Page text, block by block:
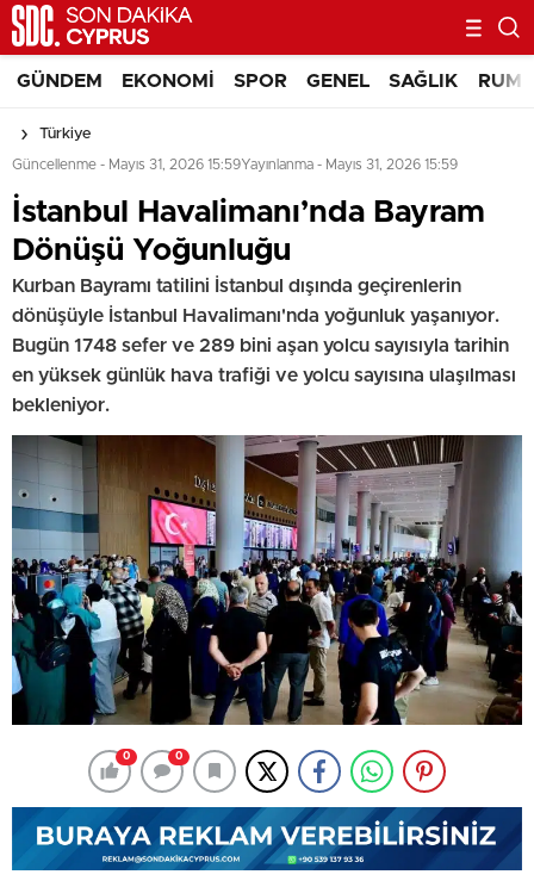
GÜNDEM EKONOMI SPOR GENEL SAĞLIK RUM
Türkiye
Güncellenme - Mayıs 31, 2026 15:59Yayınlanma - Mayıs 31, 2026 15:59
İstanbul Havalimanı’nda Bayram
Dönüşü Yoğunluğu
Kurban Bayramı tatilini İstanbul dışında geçirenlerin
dönüşüyle İstanbul Havalimanı'nda yoğunluk yaşanıyor.
Bugün 1748 sefer ve 289 bini aşan yolcu sayısıyla tarihin
en yüksek günlük hava trafiği ve yolcu sayısına ulaşılması
bekleniyor.
0 0